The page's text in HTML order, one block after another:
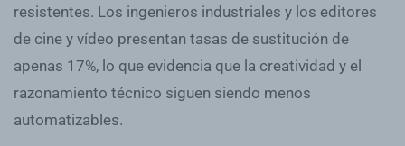
resistentes. Los ingenieros industriales y los editores
de cine y vídeo presentan tasas de sustitución de
apenas 17%, lo que evidencia que la creatividad y el
razonamiento técnico siguen siendo menos
automatizables.